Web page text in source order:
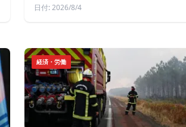
日付: 2026/8/4
経済・労働